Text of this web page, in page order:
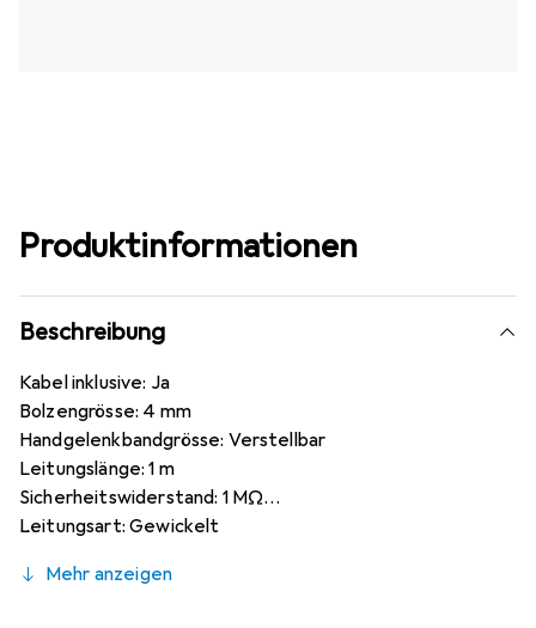
Produktinformationen
Beschreibung
Kabel inklusive: Ja
Bolzengrösse: 4 mm
Handgelenkbandgrösse: Verstellbar
Leitungslänge: 1 m
Sicherheitswiderstand: 1 MΩ
Leitungsart: Gewickelt
Bandfarbe: Blau
Mehr anzeigen